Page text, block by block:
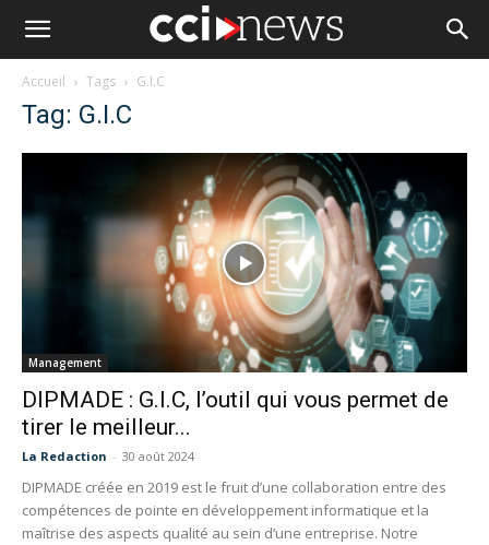
Accueil Tags G.I.C
Tag: G.I.C
Management
DIPMADE : G.I.C, l’outil qui vous permet de
tirer le meilleur...
La Redaction - 30 août 2024
DIPMADE créée en 2019 est le fruit d’une collaboration entre des
compétences de pointe en développement informatique et la
maîtrise des aspects qualité au sein d’une entreprise. Notre